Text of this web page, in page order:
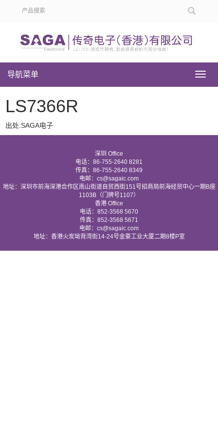
导
航
导航菜单
LS7366R
出处:SAGA电子
深圳 Office
电话：86-755-2640 8281
传真：86-755-2640 8349
电邮：cs@sagaic.com
地址：深圳市前海深港合作区南山街道自贸西街151号招商局前海经贸中心一期B座
1103B（门牌号1107）
香港 Office
电话：852-3568 5670
传真：852-3568 5671
电邮：cs@sagaic.com
地址：香港火炭坳背湾街14-24号金豪工业大厦二期8楼P室